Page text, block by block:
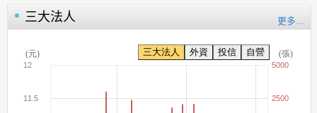
三大法人 更多...